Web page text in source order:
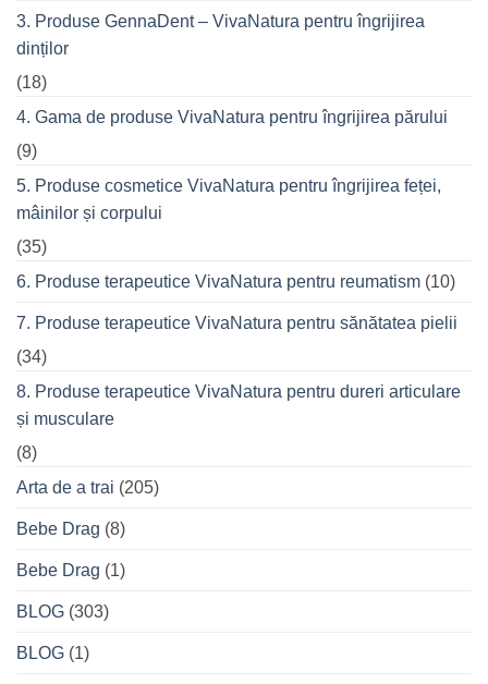
în
oraș
3. Produse GennaDent – VivaNatura pentru îngrijirea
dinților
(18)
4. Gama de produse VivaNatura pentru îngrijirea părului
(9)
5. Produse cosmetice VivaNatura pentru îngrijirea feței,
mâinilor și corpului
(35)
6. Produse terapeutice VivaNatura pentru reumatism (10)
7. Produse terapeutice VivaNatura pentru sănătatea pielii
(34)
8. Produse terapeutice VivaNatura pentru dureri articulare
și musculare
(8)
Arta de a trai (205)
Bebe Drag (8)
Bebe Drag (1)
BLOG (303)
BLOG (1)